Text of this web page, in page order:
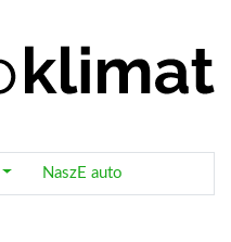
NaszE auto